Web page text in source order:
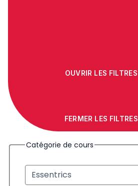
OUVRIR LES FILTRES
FERMER LES FILTRES
Catégorie de cours